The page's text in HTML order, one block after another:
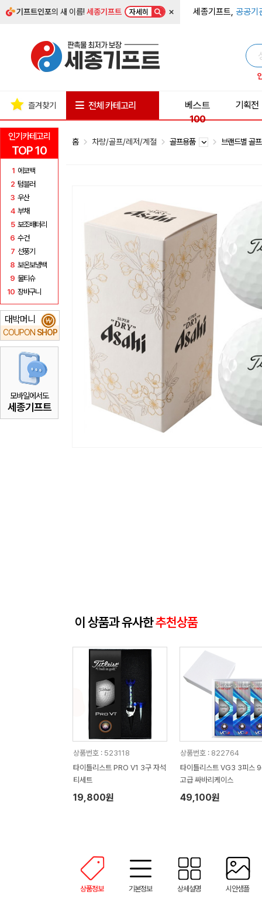
기프트인포의 새 이름!세종기프트 자세히 × 세종기프트, 공공기
인기카테고리
TOP 10
1 에코백
2 텀블러
3 우산
4 부채
5 보조배터리
6 수건
7 선풍기
8 보온보냉백
9 물티슈
10 장바구니
대박머니
COUPON SHOP
₩
모바일에서도
세종기프트
즐겨찾기 전체 카테고리
베스트
100
기획전
홈 차량/골프/레저/계절 골프용품 브랜드별 골
이 상품과 유사한추천상품
상품번호 : 523118
타이틀리스트 PRO V1 3구 자석
티세트
19,800원
상품번호 : 822764
타이틀리스트 VG3 3피스
고급 싸바리케이스
49,100원
상품정보 기본정보 상세설명 시안샘플